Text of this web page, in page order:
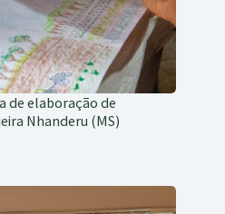
de elaboração de
Nhanderu (MS)